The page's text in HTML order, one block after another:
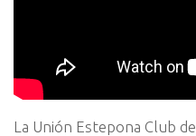
La Unión Estepona Club